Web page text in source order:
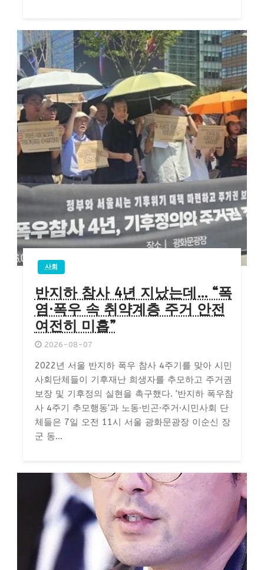
사회
반지하 참사 4년 지났는데… “폭
염·폭우 속 취약계층 주거 안전
여전히 미흡”
2026-08-07
2022년 서울 반지하 폭우 참사 4주기를 맞아 시민
사회단체들이 기후재난 희생자를 추모하고 주거권
보장 및 기후정의 실현을 촉구했다. '반지하 폭우참
사 4주기 추모행동'과 노동·빈곤·주거·시민사회 단
체들은 7일 오전 11시 서울 광화문광장 이순신 장
군 동...